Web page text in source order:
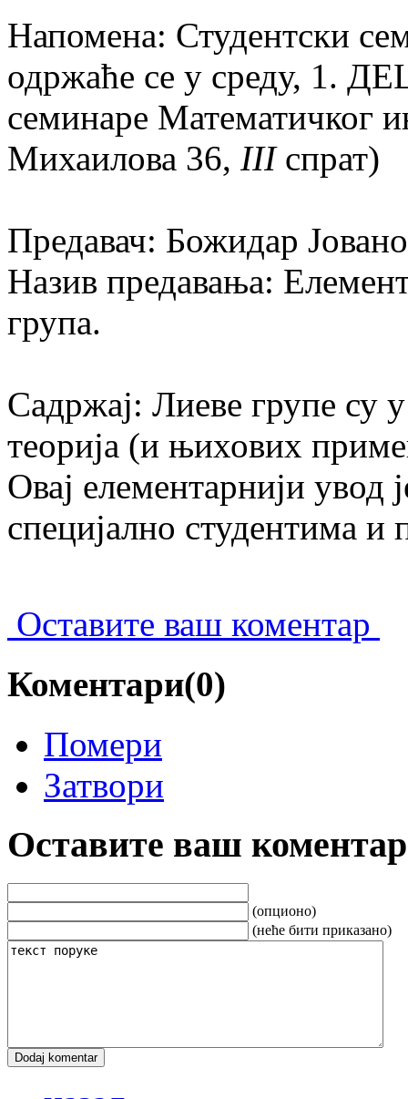
Напомена: Студентски
одржаће се у среду, 1.
семинаре Математичког
Михаилова 36, IIIспрат)
Предавач: Божидар
Назив предавања:
група.
Садржај: Лиеве групе су
теорија (и њихових
Овај елементарнији
специјално студентима
Оставите ваш коментар
Коментари(0)
Помери
Затвори
Оставите ваш
(опционо)
(неће бити приказано)